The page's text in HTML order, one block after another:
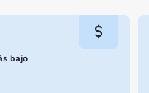
bajo